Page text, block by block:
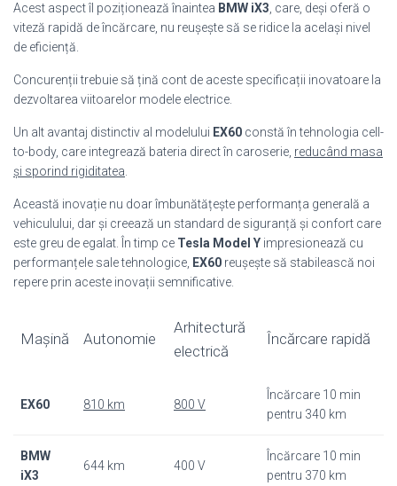
Acest aspect îl poziționează înaintea BMW iX3 , care, deși oferă o
viteză rapidă de încărcare, nu reușește să se ridice la același nivel
de eficiență.
Concurenții trebuie să țină cont de aceste specificații inovatoare la
dezvoltarea viitoarelor modele electrice.
Un alt avantaj distinctiv al modelului EX60 constă în tehnologia cell-
to-body, care integrează bateria direct în caroserie, reducând masa
și sporind rigiditatea
Această inovație nu doar îmbunătățește performanța generală a
vehiculului, dar și creează un standard de siguranță și confort care
este greu de egalat. În timp ce Tesla Model Y impresionează cu
performanțele sale tehnologice, EX60 reușește să stabilească noi
repere prin aceste inovații semnificative.
Mașină Autonomie
Arhitectură
electrică
Încărcare rapidă
EX60 810 km 800 V
Încărcare 10 min
pentru 340 km
BMW
iX3
644 km 400 V
Încărcare 10 min
pentru 370 km